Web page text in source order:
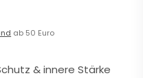
ab 50 Euro
& innere Stärke